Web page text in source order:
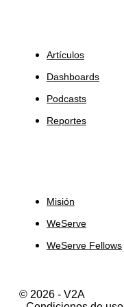
Artículos
Dashboards
Podcasts
Reportes
Misión
WeServe
WeServe Fellows
© 2026 - V2A